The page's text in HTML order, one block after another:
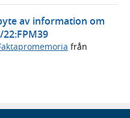
av information om
från